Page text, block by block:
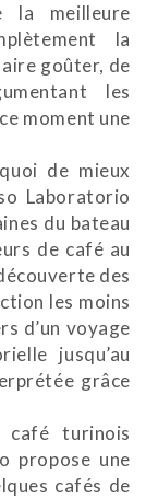
la meilleure
la
goûter, de
les
moment une
de mieux
Laboratorio
du bateau
de café au
des
les moins
d’un voyage
jusqu’au
grâce
turinois
propose une
cafés de